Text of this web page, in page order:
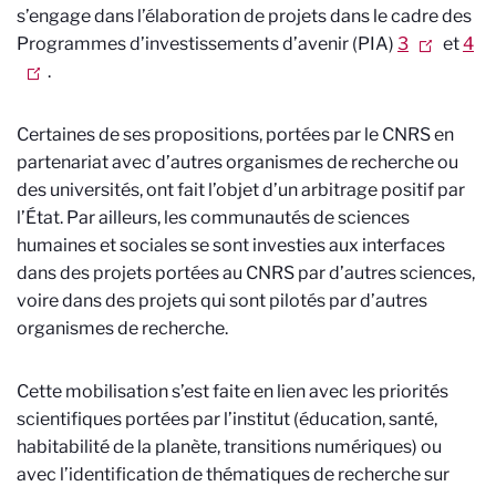
s’engage dans l’élaboration de projets dans le cadre des
Programmes d’investissements d’avenir (PIA) 3 et4
.
Certaines de ses propositions, portées par le CNRS en
partenariat avec d’autres organismes de recherche ou
des universités, ont fait l’objet d’un arbitrage positif par
l’État. Par ailleurs, les communautés de sciences
humaines et sociales se sont investies aux interfaces
dans des projets portées au CNRS par d’autres sciences,
voire dans des projets qui sont pilotés par d’autres
organismes de recherche.
Cette mobilisation s’est faite en lien avec les priorités
scientifiques portées par l’institut (éducation, santé,
habitabilité de la planète, transitions numériques) ou
avec l’identification de thématiques de recherche sur